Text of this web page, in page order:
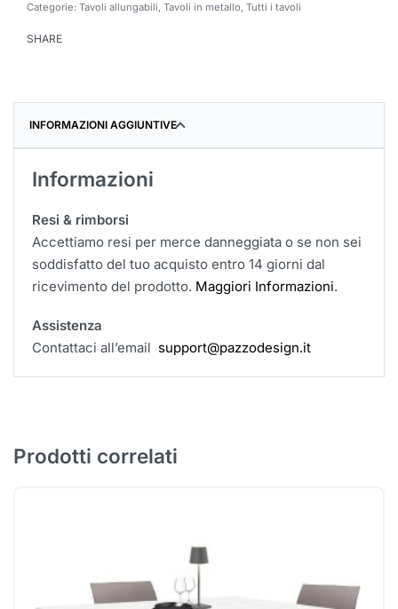
Categorie: Tavoli allungabili Tavoli in metallo Tutti i tavoli
SHARE
INFORMAZIONI AGGIUNTIVE
Informazioni
Resi & rimborsi
Accettiamo resi per merce danneggiata o se non sei
soddisfatto del tuo acquisto entro 14 giorni dal
ricevimento del prodotto. Maggiori Informazioni.
Assistenza
Contattaci all’email support@pazzodesign.it
Prodotti correlati